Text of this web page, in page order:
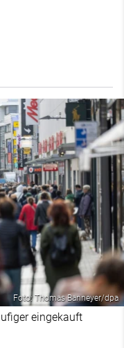
Foto: Thomas Banneyer/dpa
eingekauft